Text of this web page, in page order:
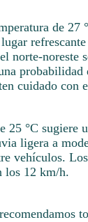
de 27
norte-noreste
cuidado con
25 °C sugiere
ligera a
vehículos.
los 12 km/h.